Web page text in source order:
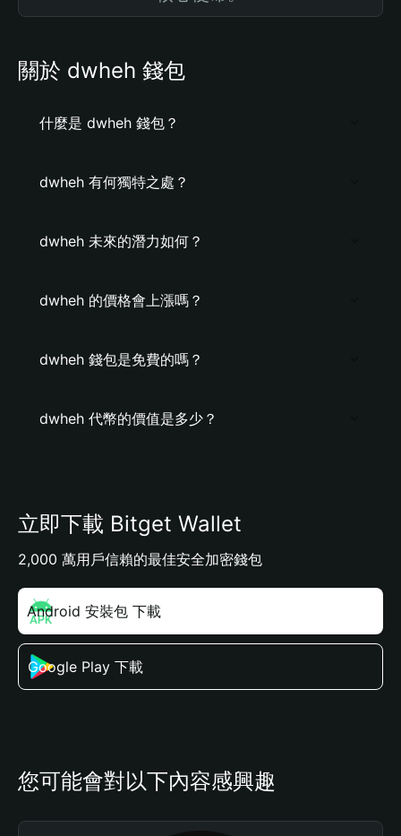
關於 dwheh 錢包
什麼是 dwheh 錢包？
dwheh 有何獨特之處？
dwheh 未來的潛力如何？
dwheh 的價格會上漲嗎？
dwheh 錢包是免費的嗎？
dwheh 代幣的價值是多少？
立即下載 Bitget Wallet
2,000 萬用戶信賴的最佳安全加密錢包
Android 安裝包 下載
Google Play 下載
您可能會對以下內容感興趣